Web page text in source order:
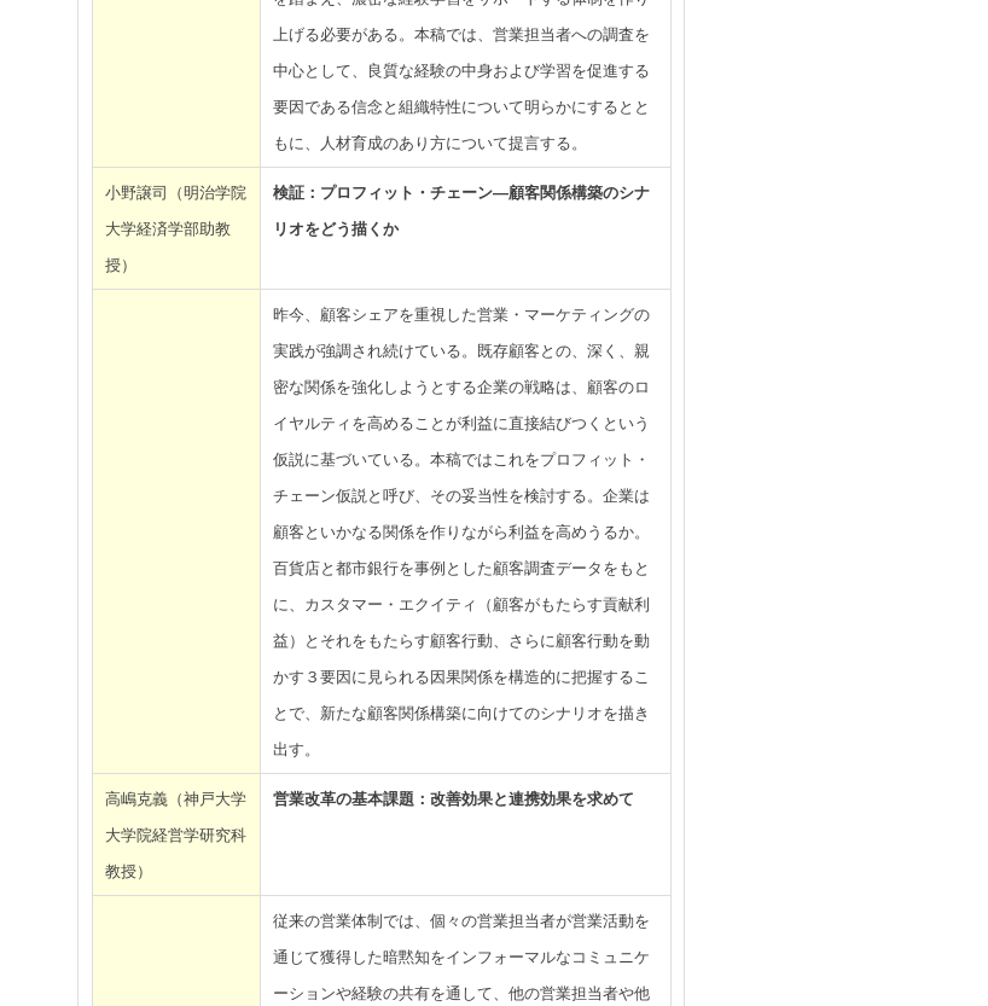
上げる必要がある。本稿では、営業担当者への調査を
中心として、良質な経験の中身および学習を促進する
要因である信念と組織特性について明らかにするとと
もに、人材育成のあり方について提言する。
小野譲司（明治学院
大学経済学部助教
授）
検証：プロフィット・チェーン―顧客関係構築のシナ
リオをどう描くか
昨今、顧客シェアを重視した営業・マーケティングの
実践が強調され続けている。既存顧客との、深く、親
密な関係を強化しようとする企業の戦略は、顧客のロ
イヤルティを高めることが利益に直接結びつくという
仮説に基づいている。本稿ではこれをプロフィット・
チェーン仮説と呼び、その妥当性を検討する。企業は
顧客といかなる関係を作りながら利益を高めうるか。
百貨店と都市銀行を事例とした顧客調査データをもと
に、カスタマー・エクイティ（顧客がもたらす貢献利
益）とそれをもたらす顧客行動、さらに顧客行動を動
かす３要因に見られる因果関係を構造的に把握するこ
とで、新たな顧客関係構築に向けてのシナリオを描き
出す。
高嶋克義（神戸大学
大学院経営学研究科
教授）
営業改革の基本課題：改善効果と連携効果を求めて
従来の営業体制では、個々の営業担当者が営業活動を
通じて獲得した暗黙知をインフォーマルなコミュニケ
ーションや経験の共有を通して、他の営業担当者や他